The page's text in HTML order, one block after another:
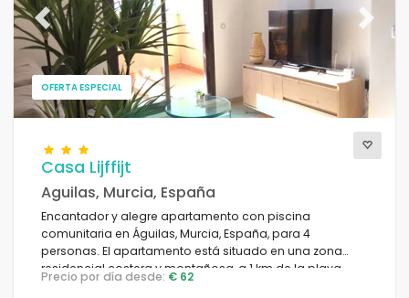
Servicios
Vistas
Categorías adicionales
OFERTA ESPECIAL
Previous Next
Casa Lijffijt
Aguilas, Murcia, España
Encantador y alegre apartamento con piscina
comunitaria en Águilas, Murcia, España, para 4
personas. El apartamento está situado en una zona
residencial costera y montañosa, a 1 km de la playa
Playa del Arroz / Calabardina.
Precio por día desde: € 62